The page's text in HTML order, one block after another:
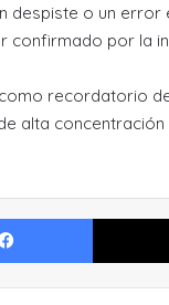
despiste o un error
confirmado por la
recordatorio
alta
Facebook